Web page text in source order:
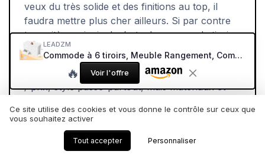
veux du très solide et des finitions au top, il
faudra mettre plus cher ailleurs. Si par contre
ton critère principal, c’est « beaucoup de tiroirs,
blanc, pas trop cher », alors là, ça se tient.
En résumé : bon rapport quantité de rangement
/ prix, style passe-partout, mais matériaux et
de gamme. À acheter en connaissance de
cause, sans fantasmer, et tu ne seras pas
LEADZM
Commode à 6 tiroirs, Meuble Rangement, Commode Chambre avec tiroirs, Armoire à tiroirs, Style français 120 x 40 x 84 cm
🔥 Voir l'offre
Ce site utilise des cookies et vous donne le contrôle sur ceux que
vous souhaitez activer
Tout accepter Personnaliser